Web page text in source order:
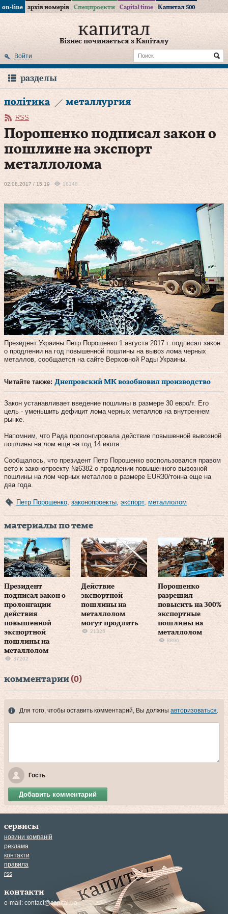
on-line архів номерів Спецпроекти Capital time Капитал 500
Бізнес починається з Капіталу
Войти
разделы
політика металлургия
RSS
Порошенко подписал закон о
пошлине на экспорт
металлолома
02.08.2017 / 15:19 18148
Президент Украины Петр Порошенко 1 августа 2017 г. подписал закон
о продлении на год повышенной пошлины на вывоз лома черных
металлов, сообщается на сайте Верховной Рады Украины.
Читайте также: Днепровский МК возобновил производство
Закон устанавливает введение пошлины в размере 30 евро/т. Его
цель - уменьшить дефицит лома черных металлов на внутреннем
рынке.
Напомним, что Рада пролонгировала действие повышенной вывозной
пошлины на лом еще на год 14 июля.
Сообщалось, что президент Петр Порошенко воспользовался правом
вето к законопроекту №6382 о продлении повышенного вывозной
пошлины на лом черных металлов в размере EUR30/тонна еще на
два года.
Петр Порошенко законопроекты экспорт, металлолом
материалы по теме
Президент
подписал закон о
пролонгации
действия
повышенной
экспортной
пошлины на
металлолом
37202
Действие
экспортной
пошлины на
металлолом
могут продлить
21326
Порошенко
разрешил
повысить на 300%
экспортные
пошлины на
металлолом
8896
комментарии (0)
Для того, чтобы оставить комментарий, Вы должны авторизоваться.
Гость
Добавить комментарий
сервисы
новини компаній
реклама
контакти
правила
rss
контакти
e-mail: contact@capital.ua